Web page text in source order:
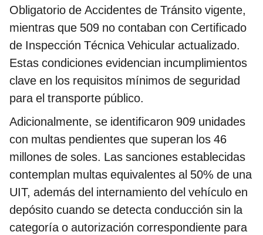
Obligatorio de Accidentes de Tránsito vigente,
mientras que 509 no contaban con Certificado
de Inspección Técnica Vehicular actualizado.
Estas condiciones evidencian incumplimientos
clave en los requisitos mínimos de seguridad
para el transporte público.
Adicionalmente, se identificaron 909 unidades
con multas pendientes que superan los 46
millones de soles. Las sanciones establecidas
contemplan multas equivalentes al 50% de una
UIT, además del internamiento del vehículo en
depósito cuando se detecta conducción sin la
categoría o autorización correspondiente para